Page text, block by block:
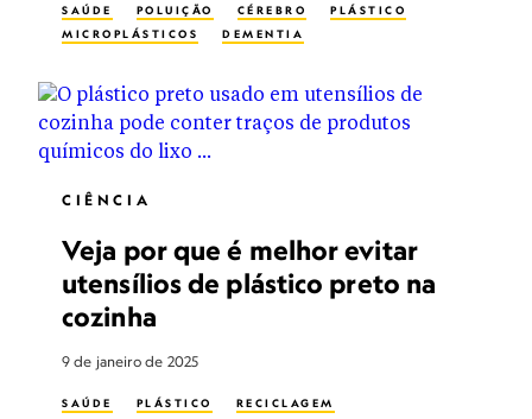
SAÚDE POLUIÇÃO CÉREBRO
PLÁSTICO
MICROPLÁSTICOS
DEMENTIA
CIÊNCIA
Veja por que é melhor evitar
utensílios de plástico preto na
cozinha
9 de janeiro de 2025
SAÚDE PLÁSTICO
RECICLAGEM